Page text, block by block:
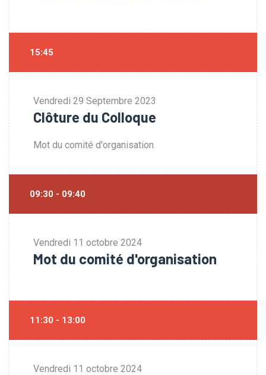
15:45
Vendredi 29 Septembre 2023
Clôture du Colloque
Mot du comité d'organisation
09:30 - 09:40
Vendredi 11 octobre 2024
Mot du comité d'organisation
11:30 - 13:00
Vendredi 11 octobre 2024